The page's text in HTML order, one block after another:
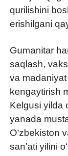
qurilishini
erishilgani
Gumanitar
saqlash,
va
kengaytirish
Kelgusi yilda
yanada
O‘zbekiston
san’ati yilini